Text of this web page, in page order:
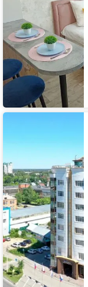
Евроленд
Отель